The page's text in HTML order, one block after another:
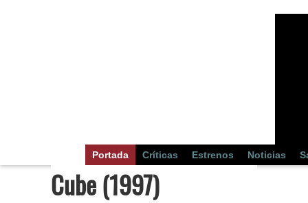
Portada Críticas Estrenos Noticias
Cube (1997)